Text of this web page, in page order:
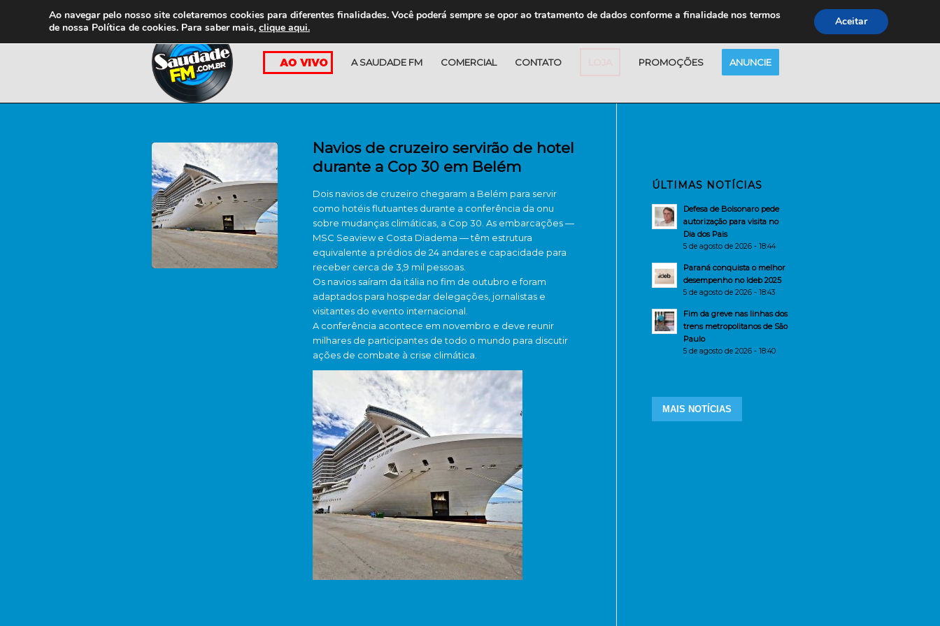
A SAUDADE FM COMERCIAL CONTATO PROMOÇÕES ANUNCIE
Navios de cruzeiro servirão de hotel
durante a Cop 30 em Belém
Dois navios de cruzeiro chegaram a Belém para servir
como hotéis flutuantes durante a conferência da onu
sobre mudanças climáticas, a Cop 30. As embarcações —
MSC Seaview e Costa Diadema — têm estrutura
equivalente a prédios de 24 andares e capacidade para
receber cerca de 3,9 mil pessoas.
Os navios saíram da itália no fim de outubro e foram
adaptados para hospedar delegações, jornalistas e
visitantes do evento internacional.
A conferência acontece em novembro e deve reunir
milhares de participantes de todo o mundo para discutir
ações de combate à crise climática.
ÚLTIMAS NOTÍCIAS
Defesa de Bolsonaro pede
autorização para visita no
Dia dos Pais
5 de agosto de 2026 - 18:44
Paraná conquista o melhor
desempenho no Ideb 2025
5 de agosto de 2026 - 18:43
Fim da greve nas linhas dos
trens metropolitanos de São
Paulo
5 de agosto de 2026 - 18:40
MAIS NOTÍCIAS
Ao navegar pelo nosso site coletaremos cookies para diferentes finalidades. Você poderá sempre se opor ao tratamento de dados conforme a finalidade nos termos
de nossa Política de cookies. Para saber mais, clique aqui. Aceitar